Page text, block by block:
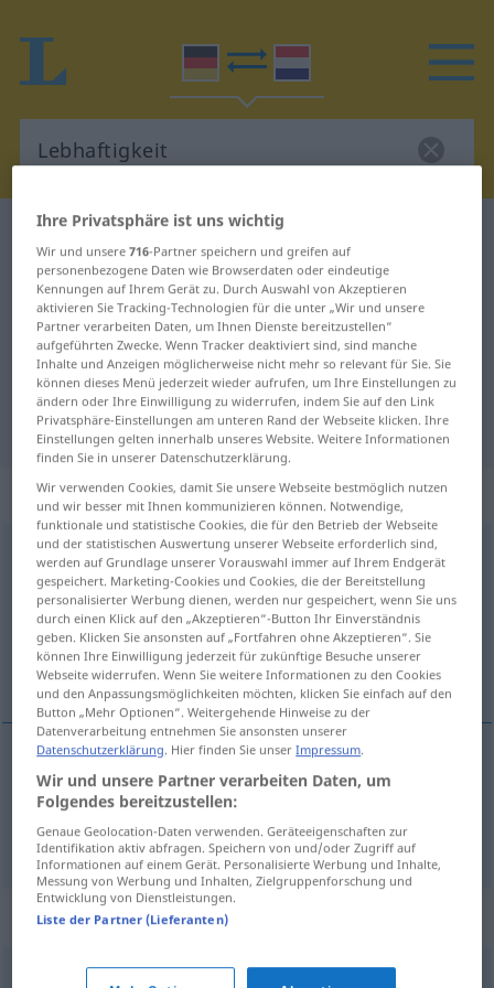
Deutsch-Niederländisch Wörterbuch
Lebhaftigkeit
Deutsch-Niederländisch
Übersetzung für "Lebhaftigkeit"
"Lebhaftigkeit" Niederländisch
Übersetzung
„Lebhaftigkeit“: Femininum, weiblich
Lebhaftigkeitf
Übersicht aller Übersetzungen
(Für mehr Details die Übersetzung anklicken/antippen)
levendigheid, drukte
levendigheid Lebhaftigkeit
drukte Lebhaftigkeit
Synonyme für "Lebhaftigkeit"
Ihre Privatsphäre ist uns wichtig
Wir und unsere716-Partner speichern und greifen auf
personenbezogene Daten wie Browserdaten oder eindeutige
Kennungen auf Ihrem Gerät zu. Durch Auswahl von Akzeptieren
aktivieren Sie Tracking-Technologien für die unter „Wir und unsere
Partner verarbeiten Daten, um Ihnen Dienste bereitzustellen“
aufgeführten Zwecke. Wenn Tracker deaktiviert sind, sind manche
Inhalte und Anzeigen möglicherweise nicht mehr so relevant für Sie. Sie
können dieses Menü jederzeit wieder aufrufen, um Ihre Einstellungen zu
ändern oder Ihre Einwilligung zu widerrufen, indem Sie auf den Link
Privatsphäre-Einstellungen am unteren Rand der Webseite klicken. Ihre
Einstellungen gelten innerhalb unseres Website. Weitere Informationen
finden Sie in unserer Datenschutzerklärung.
Wir verwenden Cookies, damit Sie unsere Webseite bestmöglich nutzen
und wir besser mit Ihnen kommunizieren können. Notwendige,
funktionale und statistische Cookies, die für den Betrieb der Webseite
und der statistischen Auswertung unserer Webseite erforderlich sind,
werden auf Grundlage unserer Vorauswahl immer auf Ihrem Endgerät
gespeichert. Marketing-Cookies und Cookies, die der Bereitstellung
personalisierter Werbung dienen, werden nur gespeichert, wenn Sie uns
durch einen Klick auf den „Akzeptieren“-Button Ihr Einverständnis
geben. Klicken Sie ansonsten auf „Fortfahren ohne Akzeptieren“. Sie
können Ihre Einwilligung jederzeit für zukünftige Besuche unserer
Webseite widerrufen. Wenn Sie weitere Informationen zu den Cookies
und den Anpassungsmöglichkeiten möchten, klicken Sie einfach auf den
Button „Mehr Optionen“. Weitergehende Hinweise zu der
Datenverarbeitung entnehmen Sie ansonsten unserer
Datenschutzerklärung. Hier finden Sie unserImpressum.
Wir und unsere Partner verarbeiten Daten, um
Folgendes bereitzustellen:
Genaue Geolocation-Daten verwenden. Geräteeigenschaften zur
Identifikation aktiv abfragen. Speichern von und/oder Zugriff auf
Informationen auf einem Gerät. Personalisierte Werbung und Inhalte,
Messung von Werbung und Inhalten, Zielgruppenforschung und
Entwicklung von Dienstleistungen.
Liste der Partner (Lieferanten)